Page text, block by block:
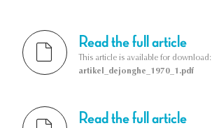
Read the full article
This article is available for download:
artikel_dejonghe_1970_1.pdf
Read the full article